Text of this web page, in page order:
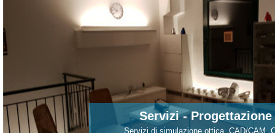
Servizi - Progettazione
Servizi di simulazione ottica, CAD/CAM,